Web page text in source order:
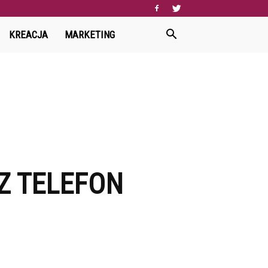
KREACJA MARKETING
TELEFON